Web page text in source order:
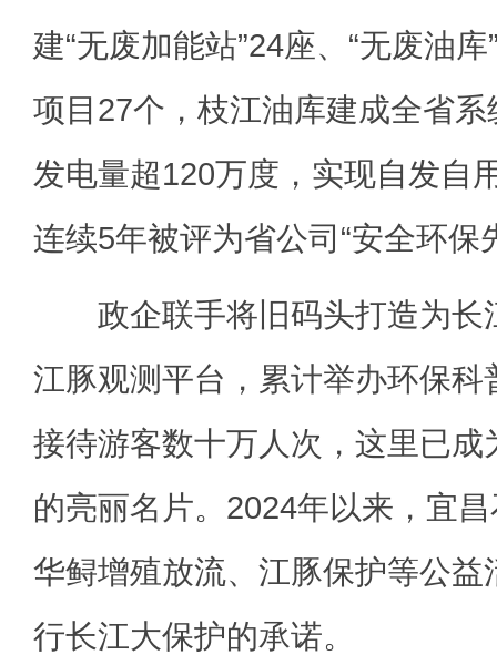
建“无废加能站”24座、“无废油
项目27个，枝江油库建成全省
发电量超120万度，实现自发自
连续5年被评为省公司“安全环保
政企联手将旧码头打造为长
江豚观测平台，累计举办环保科
接待游客数十万人次，这里已成
的亮丽名片。2024年以来，宜
华鲟增殖放流、江豚保护等公益
行长江大保护的承诺。